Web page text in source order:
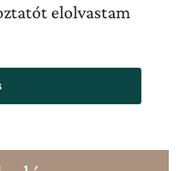
elolvastam